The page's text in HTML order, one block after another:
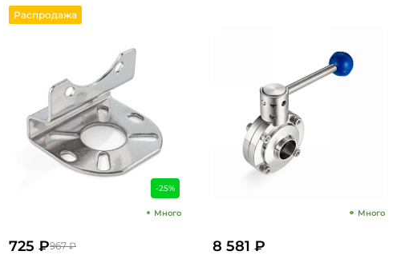
Распродажа
-25%
Много
967 ₽
725 ₽
Много
8 581 ₽